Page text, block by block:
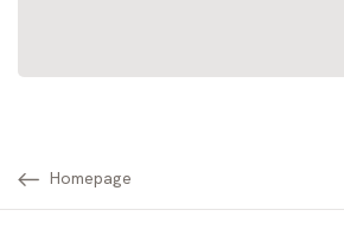
Homepage